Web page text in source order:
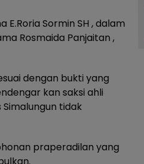
Sormin SH , dalam
Rosmaida Panjaitan ,
dengan bukti yang
kan saksi ahli
tidak
praperadilan yang